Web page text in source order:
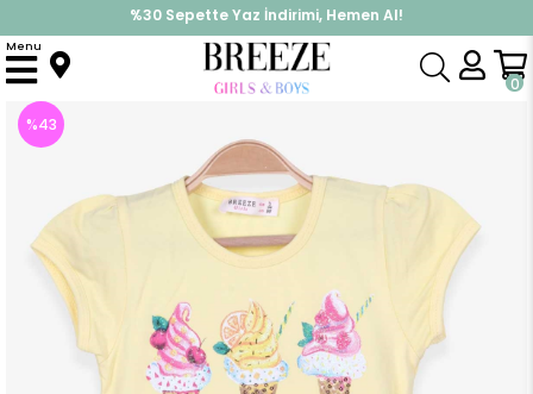
%30 Sepette Yaz İndirimi, Hemen Al!
İndirimlere ek %10 İndirimi Kap, Hemen Üye Ol!
0
Menu
Anasayfa Elbise Modelleri Yazlık Elbise Kız Çocuk Elbise Dondurma Baskılı Sarı (3 Yaş)
%43